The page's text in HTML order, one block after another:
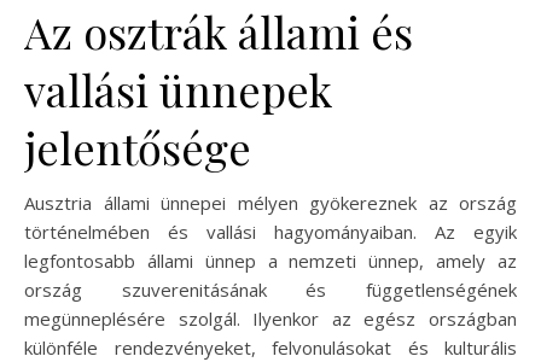
Az osztrák állami és
vallási ünnepek
jelentősége
Ausztria állami ünnepei mélyen gyökereznek az ország
történelmében és vallási hagyományaiban. Az egyik
legfontosabb állami ünnep a nemzeti ünnep, amely az
ország szuverenitásának és függetlenségének
megünneplésére szolgál. Ilyenkor az egész országban
különféle rendezvényeket, felvonulásokat és kulturális